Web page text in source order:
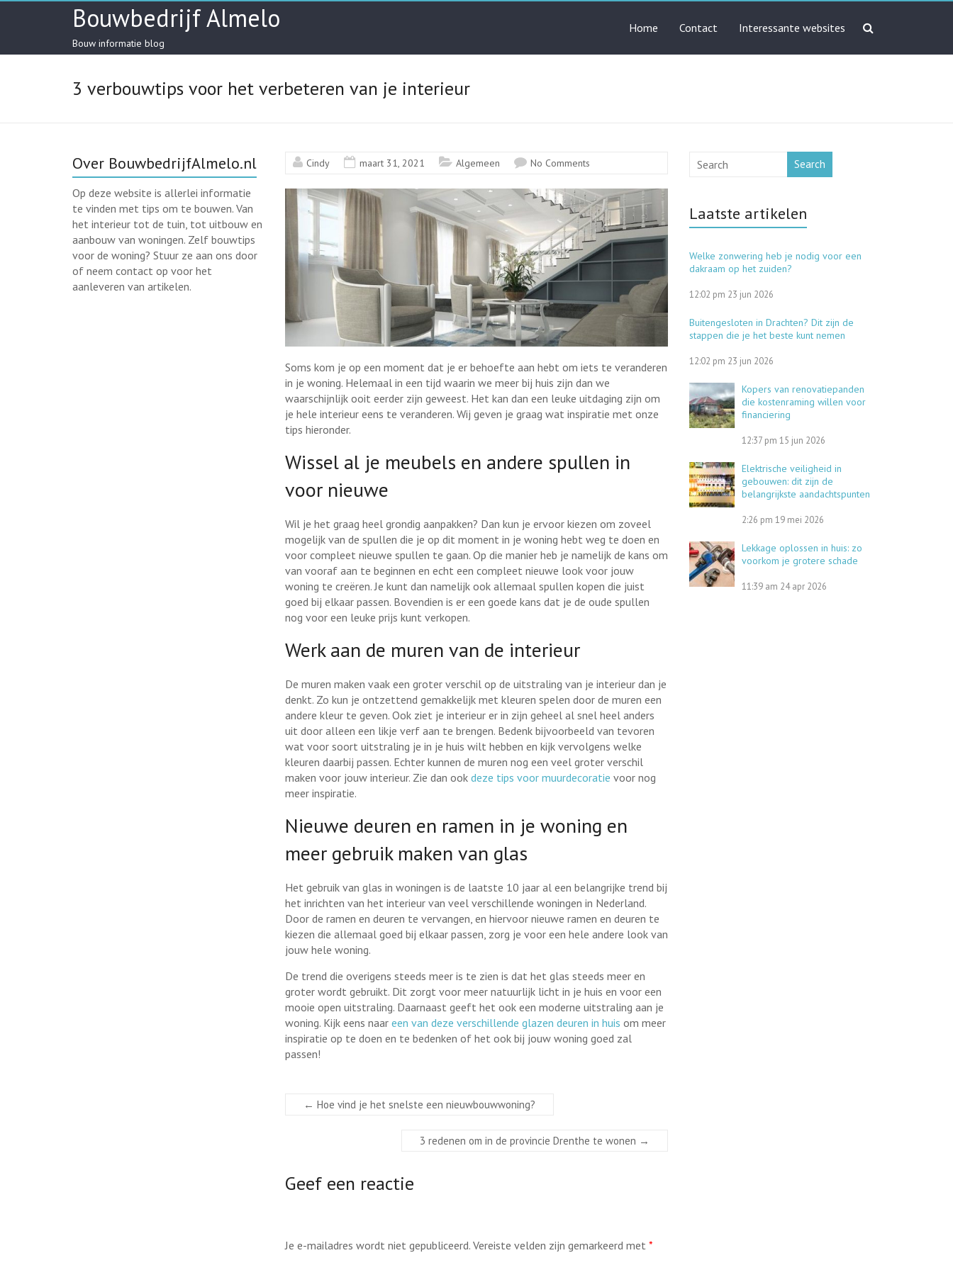
Bouwbedrijf Almelo
Bouw informatie blog
Home Contact Interessante websites
3 verbouwtips voor het verbeteren van je interieur
Cindy maart 31, 2021 Algemeen No Comments
Soms kom je op een moment dat je er behoefte aan hebt om iets te veranderen
in je woning. Helemaal in een tijd waarin we meer bij huis zijn dan we
waarschijnlijk ooit eerder zijn geweest. Het kan dan een leuke uitdaging zijn om
je hele interieur eens te veranderen. Wij geven je graag wat inspiratie met onze
tips hieronder.
Wissel al je meubels en andere spullen in
voor nieuwe
Wil je het graag heel grondig aanpakken? Dan kun je ervoor kiezen om zoveel
mogelijk van de spullen die je op dit moment in je woning hebt weg te doen en
voor compleet nieuwe spullen te gaan. Op die manier heb je namelijk de kans om
van vooraf aan te beginnen en echt een compleet nieuwe look voor jouw
woning te creëren. Je kunt dan namelijk ook allemaal spullen kopen die juist
goed bij elkaar passen. Bovendien is er een goede kans dat je de oude spullen
nog voor een leuke prijs kunt verkopen.
Werk aan de muren van de interieur
De muren maken vaak een groter verschil op de uitstraling van je interieur dan je
denkt. Zo kun je ontzettend gemakkelijk met kleuren spelen door de muren een
andere kleur te geven. Ook ziet je interieur er in zijn geheel al snel heel anders
uit door alleen een likje verf aan te brengen. Bedenk bijvoorbeeld van tevoren
wat voor soort uitstraling je in je huis wilt hebben en kijk vervolgens welke
kleuren daarbij passen. Echter kunnen de muren nog een veel groter verschil
maken voor jouw interieur. Zie dan ook deze tips voor muurdecoratie voor nog
meer inspiratie.
Nieuwe deuren en ramen in je woning en
meer gebruik maken van glas
Het gebruik van glas in woningen is de laatste 10 jaar al een belangrijke trend bij
het inrichten van het interieur van veel verschillende woningen in Nederland.
Door de ramen en deuren te vervangen, en hiervoor nieuwe ramen en deuren te
kiezen die allemaal goed bij elkaar passen, zorg je voor een hele andere look van
jouw hele woning.
De trend die overigens steeds meer is te zien is dat het glas steeds meer en
groter wordt gebruikt. Dit zorgt voor meer natuurlijk licht in je huis en voor een
mooie open uitstraling. Daarnaast geeft het ook een moderne uitstraling aan je
woning. Kijk eens naar een van deze verschillende glazen deuren in huis om meer
inspiratie op te doen en te bedenken of het ook bij jouw woning goed zal
passen!
← Hoe vind je het snelste een nieuwbouwwoning?
3 redenen om in de provincie Drenthe te wonen →
Geef een reactie
Je e-mailadres wordt niet gepubliceerd. Vereiste velden zijn gemarkeerd met *
Over BouwbedrijfAlmelo.nl
Op deze website is allerlei informatie
te vinden met tips om te bouwen. Van
het interieur tot de tuin, tot uitbouw en
aanbouw van woningen. Zelf bouwtips
voor de woning? Stuur ze aan ons door
of neem contact op voor het
aanleveren van artikelen.
Search
Laatste artikelen
Welke zonwering heb je nodig voor een
dakraam op het zuiden?
12:02 pm 23 jun 2026
Buitengesloten in Drachten? Dit zijn de
stappen die je het beste kunt nemen
12:02 pm 23 jun 2026
Kopers van renovatiepanden
die kostenraming willen voor
financiering
12:37 pm 15 jun 2026
Elektrische veiligheid in
gebouwen: dit zijn de
belangrijkste aandachtspunten
2:26 pm 19 mei 2026
Lekkage oplossen in huis: zo
voorkom je grotere schade
11:39 am 24 apr 2026